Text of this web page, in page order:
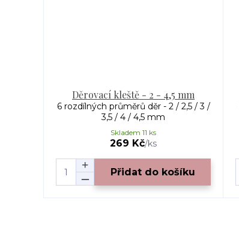
Děrovací kleště - 2 - 4,5 mm
6 rozdílných průměrů děr - 2 / 2,5 / 3 /
3,5 / 4 / 4,5 mm
269 Kč/ks
Skladem 11 ks
Přidat do košíku